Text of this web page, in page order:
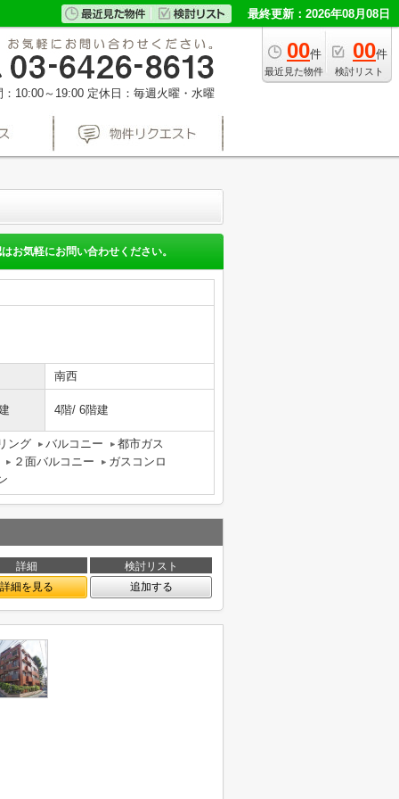
最終更新：2026年08月08日
00件
最近見た物件
00件
検討リスト
：10:00～19:00 定休日：毎週火曜・水曜
お気軽にお問い合わせください。
南西
4階/ 6階建
ング バルコニー
都市ガス
２面バルコニー
ガスコンロ
詳細
検討リスト
詳細を見る 追加する